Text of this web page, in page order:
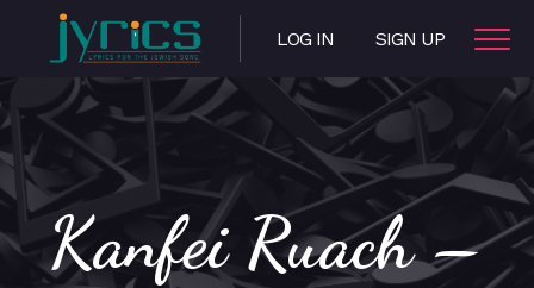
LOG IN SIGN UP
Kanfei Ruach –